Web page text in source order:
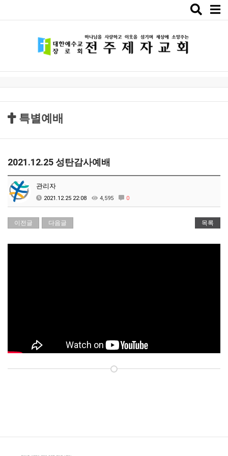
Toggle
특별예배
2021.12.25 성탄감사예배
관리자
2021.12.25 22:08 4,595 0
이전글 다음글 목록